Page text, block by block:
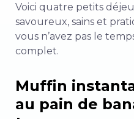
Voici quatre petits
savoureux, sains et
vous n’avez pas le
complet.
Muffin
au pain de